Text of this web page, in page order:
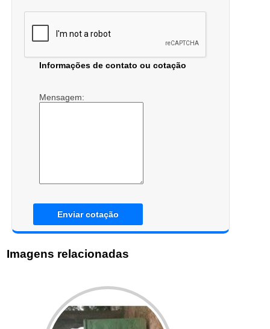
Informações de contato ou cotação
Mensagem:
Enviar cotação
Imagens relacionadas